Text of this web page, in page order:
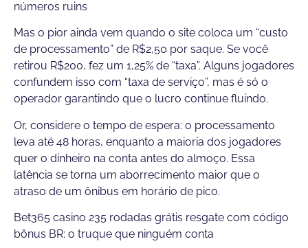
números ruins
Mas o pior ainda vem quando o site coloca um “custo
de processamento” de R$2,50 por saque. Se você
retirou R$200, fez um 1,25% de “taxa”. Alguns jogadores
confundem isso com “taxa de serviço”, mas é só o
operador garantindo que o lucro continue fluindo.
Or, considere o tempo de espera: o processamento
leva até 48 horas, enquanto a maioria dos jogadores
quer o dinheiro na conta antes do almoço. Essa
latência se torna um aborrecimento maior que o
atraso de um ônibus em horário de pico.
Bet365 casino 235 rodadas grátis resgate com código
bônus BR: o truque que ninguém conta